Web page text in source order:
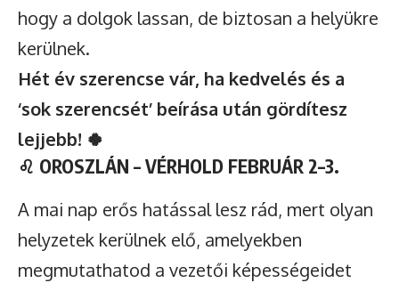
hogy a dolgok lassan, de biztosan a helyükre
kerülnek.
Hét év szerencse vár, ha kedvelés és a
‘sok szerencsét’ beírása után gördítesz
lejjebb! 🍀
♌ OROSZLÁN – VÉRHOLD FEBRUÁR 2–3.
A mai nap erős hatással lesz rád, mert olyan
helyzetek kerülnek elő, amelyekben
megmutathatod a vezetői képességeidet